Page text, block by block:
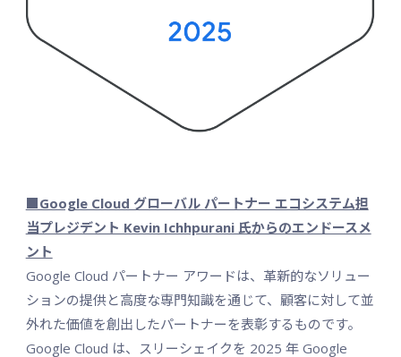
■Google Cloud グローバル パートナー エコシステム担
当プレジデント Kevin Ichhpurani 氏からのエンドースメ
ント
Google Cloud パートナー アワードは、革新的なソリュー
ションの提供と高度な専門知識を通じて、顧客に対して並
外れた価値を創出したパートナーを表彰するものです。
Google Cloud は、スリーシェイクを 2025 年 Google